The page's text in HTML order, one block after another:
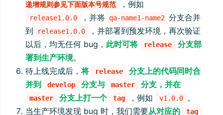
递增规则参见下面版本号规范
，例如
release1.0.0 ，并将 qa-name1-name2 分支合并
到
release1.0.0
，并部署到预发环境，再次验证
以后，均无任何 bug， 此时可将 release
分支部
署到生产环境。
待上线完成后，将 release
分支上的代码同时合
并到
develop 分支与 master 分支，并在
master 分支上打一个 tag ，例如 v1.0.0
。
当生产环境发现 bug 时，我们需要从对应的 tag